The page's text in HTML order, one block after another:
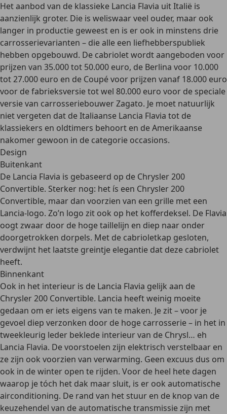
Het aanbod van de klassieke Lancia Flavia uit Italië is
aanzienlijk groter. Die is weliswaar veel ouder, maar ook
langer in productie geweest en is er ook in minstens drie
carrosserievarianten – die alle een liefhebberspubliek
hebben opgebouwd. De cabrioletwordt aangeboden voor
prijzen van 35.000 tot 50.000 euro, de Berlina voor 10.000
tot 27.000 euro en de Coupévoor prijzen vanaf 18.000 euro
voor de fabrieksversietot wel 80.000 euro voor de speciale
versie van carrosseriebouwer Zagato. Je moet natuurlijk
niet vergeten dat de Italiaanse Lancia Flavia tot de
klassiekers en oldtimers behoort en de Amerikaanse
nakomer gewoon in de categorie occasions.
Design
Buitenkant
De Lancia Flavia is gebaseerd op de Chrysler 200
Convertible. Sterker nog: het ís een Chrysler 200
Convertible, maar dan voorzien van een grille met een
Lancia-logo. Zo’n logo zit ook op het kofferdeksel. De Flavia
oogt zwaar door de hoge taillelijn en diep naar onder
doorgetrokken dorpels. Met de cabrioletkap gesloten,
verdwijnt het laatste greintje elegantie dat deze cabriolet
heeft.
Binnenkant
Ook in het interieur is de Lancia Flavia gelijk aan de
Chrysler 200 Convertible. Lancia heeft weinig moeite
gedaan om er iets eigens van te maken. Je zit – voor je
gevoel diep verzonken door de hoge carrosserie – in het in
tweekleurig leder beklede interieurvan de Chrysl… eh
Lancia Flavia. Devoorstoelen zijn elektrisch verstelbaar en
ze zijn ook voorzien van verwarming. Geen excuus dus om
ook in de winter open te rijden. Voor de heel hete dagen
waarop je tóch het dak maar sluit, is er ook automatische
airconditioning. De rand van het stuur en de knop van de
keuzehendel van de automatische transmissie zijn met